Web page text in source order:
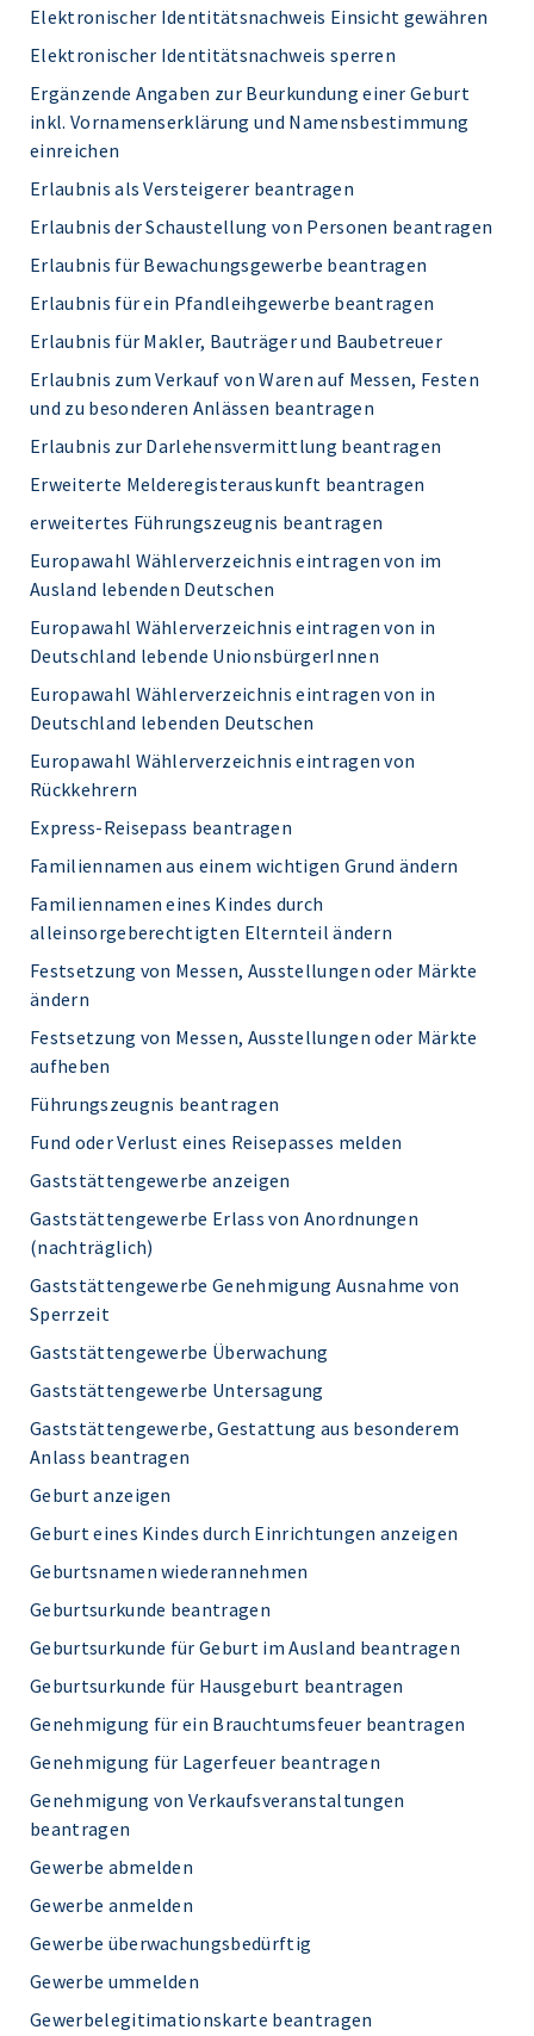
Elektronischer Identitätsnachweis Einsicht gewähren
Elektronischer Identitätsnachweis sperren
Ergänzende Angaben zur Beurkundung einer Geburt
inkl. Vornamenserklärung und Namensbestimmung
einreichen
Erlaubnis als Versteigerer beantragen
Erlaubnis der Schaustellung von Personen beantragen
Erlaubnis für Bewachungsgewerbe beantragen
Erlaubnis für ein Pfandleihgewerbe beantragen
Erlaubnis für Makler, Bauträger und Baubetreuer
Erlaubnis zum Verkauf von Waren auf Messen, Festen
und zu besonderen Anlässen beantragen
Erlaubnis zur Darlehensvermittlung beantragen
Erweiterte Melderegisterauskunft beantragen
erweitertes Führungszeugnis beantragen
Europawahl Wählerverzeichnis eintragen von im
Ausland lebenden Deutschen
Europawahl Wählerverzeichnis eintragen von in
Deutschland lebende UnionsbürgerInnen
Europawahl Wählerverzeichnis eintragen von in
Deutschland lebenden Deutschen
Europawahl Wählerverzeichnis eintragen von
Rückkehrern
Express-Reisepass beantragen
Familiennamen aus einem wichtigen Grund ändern
Familiennamen eines Kindes durch
alleinsorgeberechtigten Elternteil ändern
Festsetzung von Messen, Ausstellungen oder Märkte
ändern
Festsetzung von Messen, Ausstellungen oder Märkte
aufheben
Führungszeugnis beantragen
Fund oder Verlust eines Reisepasses melden
Gaststättengewerbe anzeigen
Gaststättengewerbe Erlass von Anordnungen
(nachträglich)
Gaststättengewerbe Genehmigung Ausnahme von
Sperrzeit
Gaststättengewerbe Überwachung
Gaststättengewerbe Untersagung
Gaststättengewerbe, Gestattung aus besonderem
Anlass beantragen
Geburt anzeigen
Geburt eines Kindes durch Einrichtungen anzeigen
Geburtsnamen wiederannehmen
Geburtsurkunde beantragen
Geburtsurkunde für Geburt im Ausland beantragen
Geburtsurkunde für Hausgeburt beantragen
Genehmigung für ein Brauchtumsfeuer beantragen
Genehmigung für Lagerfeuer beantragen
Genehmigung von Verkaufsveranstaltungen
beantragen
Gewerbe abmelden
Gewerbe anmelden
Gewerbe überwachungsbedürftig
Gewerbe ummelden
Gewerbelegitimationskarte beantragen